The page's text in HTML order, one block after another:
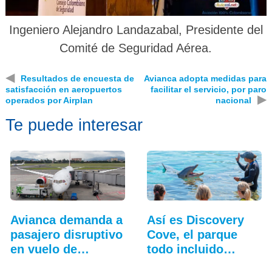
Ingeniero Alejandro Landazabal, Presidente del
Comité de Seguridad Aérea.
◀
Resultados de encuesta de
satisfacción en aeropuertos
operados por Airplan
Avianca adopta medidas para
facilitar el servicio, por paro
nacional
▶
Te puede interesar
Avianca demanda a
pasajero disruptivo
en vuelo de…
Así es Discovery
Cove, el parque
todo incluido